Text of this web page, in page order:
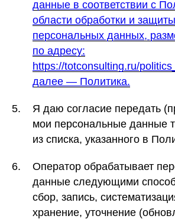
данные в соответствии с
области обработки и защиты
персональных данных,
по адресу:
https://totconsulting.ru/
далее — Политика.
5.
Я даю согласие передать
мои персональные данные
из списка, указанного в
6.
Оператор обрабатывает
данные следующими
сбор, запись,
хранение, уточнение